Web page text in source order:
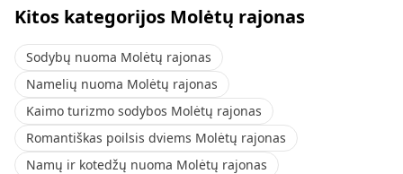
Kitos kategorijos Molėtų rajonas
Sodybų nuoma Molėtų rajonas
Namelių nuoma Molėtų rajonas
Kaimo turizmo sodybos Molėtų rajonas
Romantiškas poilsis dviems Molėtų rajonas
Namų ir kotedžų nuoma Molėtų rajonas